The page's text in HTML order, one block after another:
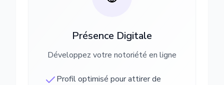
Présence Digitale
Développez votre notoriété en ligne
Profil optimisé pour attirer de